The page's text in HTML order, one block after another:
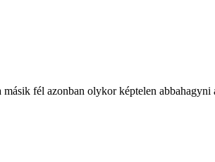
fél azonban olykor képtelen abbahagyni